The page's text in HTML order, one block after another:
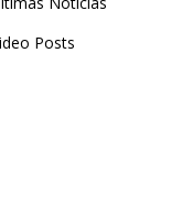
Posts